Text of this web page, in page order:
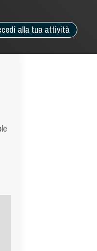
alla tua attività